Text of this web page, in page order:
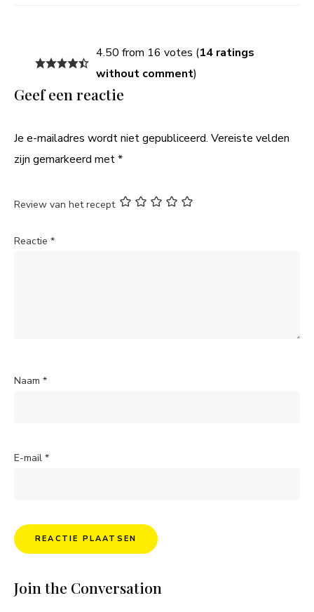
4.50 from 16 votes (14 ratings
without comment)
Geef een reactie
Je e-mailadres wordt niet gepubliceerd. Vereiste velden
zijn gemarkeerd met*
Review van het recept
Reactie *
Naam *
E-mail *
Join the Conversation